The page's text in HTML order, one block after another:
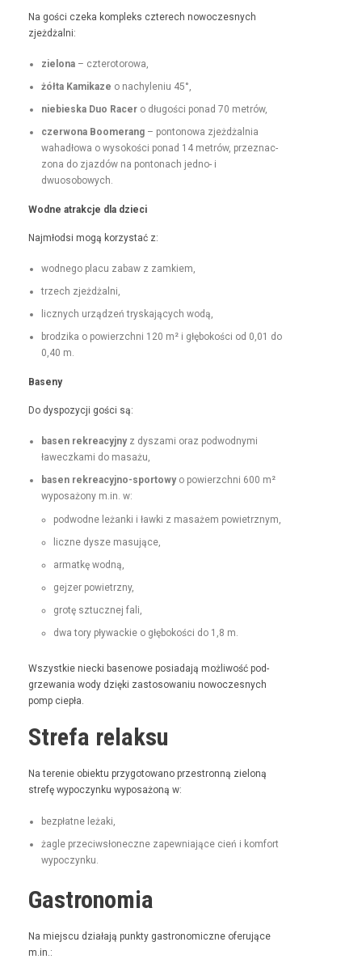
Na goś­ci czeka kom­pleks czterech nowoczes­nych
zjeżdżalni:
zielona– czterotorowa,
żół­ta Kamikaze o nachyle­niu 45°,
niebies­ka Duo Rac­ero dłu­goś­ci pon­ad 70 metrów,
czer­wona Boomerang– pontonowa zjeżdżal­nia
wahadłowa o wysokoś­ci pon­ad 14 metrów, przez­nac­
zona do zjazdów na pon­tonach jed­no- i
dwuosobowych.
Wodne atrakc­je dla dzieci
Najmłod­si mogą korzys­tać z:
wod­nego placu zabaw z zamkiem,
trzech zjeżdżal­ni,
licznych urządzeń tryska­ją­cych wodą,
brodzi­ka o powierzch­ni 120 m² i głębokoś­ci od 0,01 do
0,40 m.
Base­ny
Do dys­pozy­cji goś­ci są:
basen rekrea­cyjnyz dysza­mi oraz pod­wod­ny­mi
ławeczka­mi do masażu,
basen rekrea­cyjno-sportowyo powierzch­ni 600 m²
wyposażony m.in. w:
pod­wodne leżan­ki i ław­ki z masażem powietrznym,
liczne dysze masujące,
armatkę wod­ną,
gejz­er powietrzny,
grotę sztucznej fali,
dwa tory pływack­ie o głębokoś­ci do 1,8 m.
Wszys­tkie niec­ki basenowe posi­ada­ją możli­wość pod­
grze­wa­nia wody dzię­ki zas­tosowa­niu nowoczes­nych
pomp ciepła.
Strefa relaksu
Na tere­nie obiek­tu przy­go­towano prze­stron­ną zieloną
stre­fę wypoczynku wyposażoną w:
bezpłatne leża­ki,
żagle prze­ci­wsłoneczne zapew­ni­a­jące cień i kom­fort
wypoczynku.
Gastronomia
Na miejs­cu dzi­ała­ją punk­ty gas­tro­nom­iczne ofer­u­jące
m.in.: